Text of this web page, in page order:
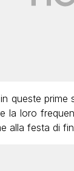
queste
la loro
alla festa di